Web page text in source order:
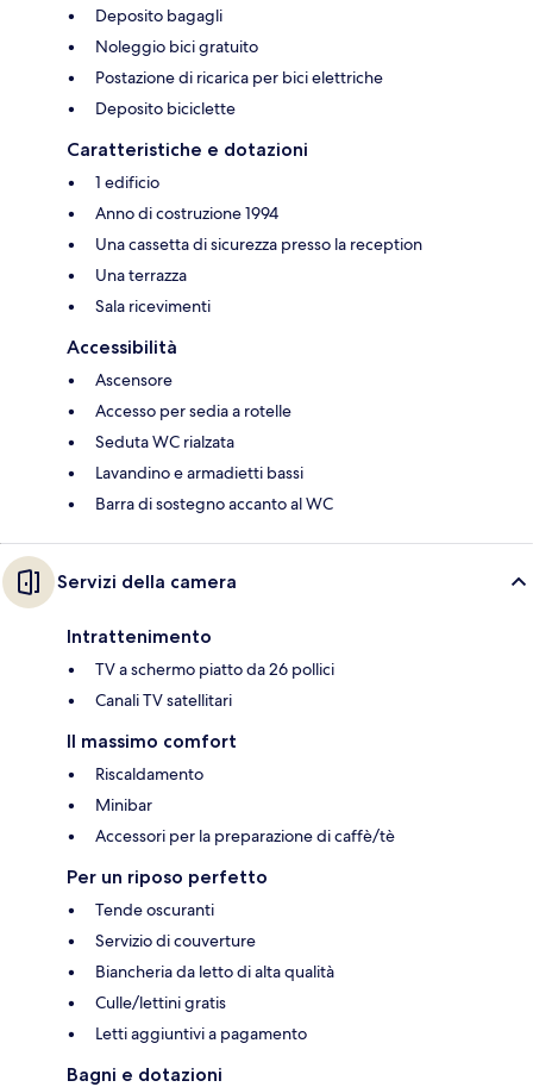
Deposito bagagli
Noleggio bici gratuito
Postazione di ricarica per bici elettriche
Deposito biciclette
Caratteristiche e dotazioni
1 edificio
Anno di costruzione 1994
Una cassetta di sicurezza presso la reception
Una terrazza
Sala ricevimenti
Accessibilità
Ascensore
Accesso per sedia a rotelle
Seduta WC rialzata
Lavandino e armadietti bassi
Barra di sostegno accanto al WC
Servizi della camera
Intrattenimento
TV a schermo piatto da 26 pollici
Canali TV satellitari
Il massimo comfort
Riscaldamento
Minibar
Accessori per la preparazione di caffè/tè
Per un riposo perfetto
Tende oscuranti
Servizio di couverture
Biancheria da letto di alta qualità
Culle/lettini gratis
Letti aggiuntivi a pagamento
Bagni e dotazioni